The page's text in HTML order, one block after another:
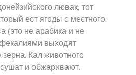
лювак, тот
ест ягоды с местного
(это не арабика и не
выходят
Кал животного
и обжаривают.